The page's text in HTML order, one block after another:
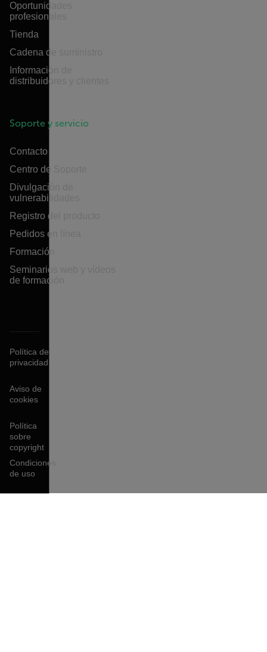
Oportunidades
profesionales
Tienda
Cadena de suministro
Información de
distribuidores y clientes
Soporte y servicio
Contacto
Centro de Soporte
Divulgación de
vulnerabilidades
Registro del producto
Pedidos en línea
Formación
Seminarios web y vídeos
de formación
Política de
privacidad
Aviso de
cookies
Política
sobre
copyright
Condiciones
de uso